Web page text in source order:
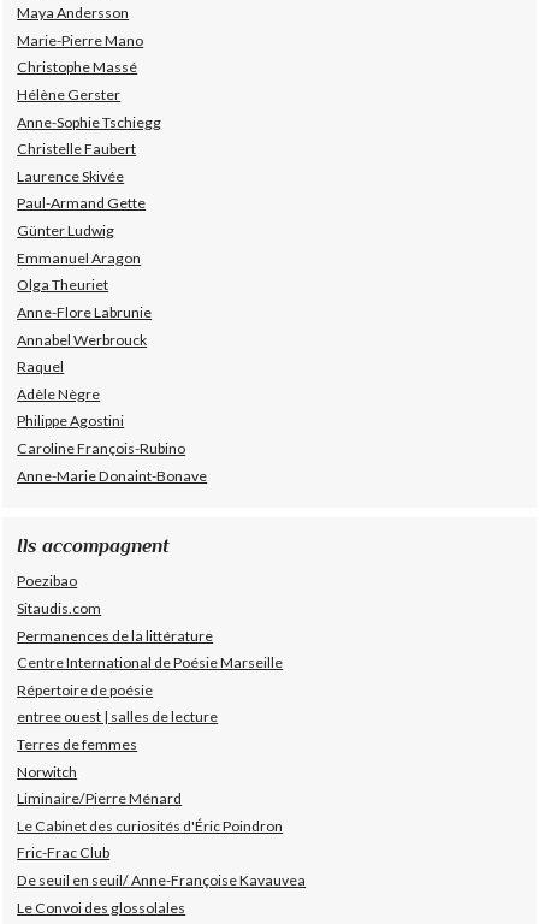
Maya Andersson
Marie-Pierre Mano
Christophe Massé
Hélène Gerster
Anne-Sophie Tschiegg
Christelle Faubert
Laurence Skivée
Paul-Armand Gette
Günter Ludwig
Emmanuel Aragon
Olga Theuriet
Anne-Flore Labrunie
Annabel Werbrouck
Raquel
Adèle Nègre
Philippe Agostini
Caroline François-Rubino
Anne-Marie Donaint-Bonave
Ils accompagnent
Poezibao
Sitaudis.com
Permanences de la littérature
Centre International de Poésie Marseille
Répertoire de poésie
entree ouest | salles de lecture
Terres de femmes
Norwitch
Liminaire/Pierre Ménard
Le Cabinet des curiosités d'Éric Poindron
Fric-Frac Club
De seuil en seuil/ Anne-Françoise Kavauvea
Le Convoi des glossolales